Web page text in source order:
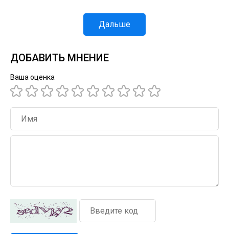
Дальше
ДОБАВИТЬ МНЕНИЕ
Ваша оценка